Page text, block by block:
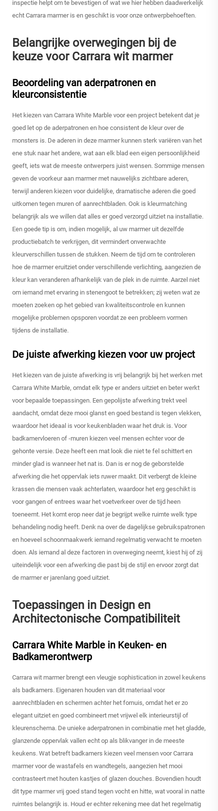
inspectie helpt om te bevestigen of wat we hier hebben daadwerkelijk
echt Carrara marmer is en geschikt is voor onze ontwerpbehoeften.
Belangrijke overwegingen bij de
keuze voor Carrara wit marmer
Beoordeling van aderpatronen en
kleurconsistentie
Het kiezen van Carrara White Marble voor een project betekent dat je
goed let op de aderpatronen en hoe consistent de kleur over de
monsters is. De aderen in deze marmer kunnen sterk variëren van het
ene stuk naar het andere, wat aan elk blad een eigen persoonlijkheid
geeft, iets wat de meeste ontwerpers juist wensen. Sommige mensen
geven de voorkeur aan marmer met nauwelijks zichtbare aderen,
terwijl anderen kiezen voor duidelijke, dramatische aderen die goed
uitkomen tegen muren of aanrechtbladen. Ook is kleurmatching
belangrijk als we willen dat alles er goed verzorgd uitziet na installatie.
Een goede tip is om, indien mogelijk, al uw marmer uit dezelfde
productiebatch te verkrijgen, dit vermindert onverwachte
kleurverschillen tussen de stukken. Neem de tijd om te controleren
hoe de marmer eruitziet onder verschillende verlichting, aangezien de
kleur kan veranderen afhankelijk van de plek in de ruimte. Aarzel niet
om iemand met ervaring in stenengoot te betrekken; zij weten wat ze
moeten zoeken op het gebied van kwaliteitscontrole en kunnen
mogelijke problemen opsporen voordat ze een probleem vormen
tijdens de installatie.
De juiste afwerking kiezen voor uw project
Het kiezen van de juiste afwerking is vrij belangrijk bij het werken met
Carrara White Marble, omdat elk type er anders uitziet en beter werkt
voor bepaalde toepassingen. Een gepolijste afwerking trekt veel
aandacht, omdat deze mooi glanst en goed bestand is tegen vlekken,
waardoor het ideaal is voor keukenbladen waar het druk is. Voor
badkamervloeren of -muren kiezen veel mensen echter voor de
gehonte versie. Deze heeft een mat look die niet te fel schittert en
minder glad is wanneer het nat is. Dan is er nog de geborstelde
afwerking die het oppervlak iets ruwer maakt. Dit verbergt de kleine
krassen die mensen vaak achterlaten, waardoor het erg geschikt is
voor gangen of entrees waar het voetverkeer over de tijd heen
toeneemt. Het komt erop neer dat je begrijpt welke ruimte welk type
behandeling nodig heeft. Denk na over de dagelijkse gebruikspatronen
en hoeveel schoonmaakwerk iemand regelmatig verwacht te moeten
doen. Als iemand al deze factoren in overweging neemt, kiest hij of zij
uiteindelijk voor een afwerking die past bij de stijl en ervoor zorgt dat
de marmer er jarenlang goed uitziet.
Toepassingen in Design en
Architectonische Compatibiliteit
Carrara White Marble in Keuken- en
Badkamerontwerp
Carrara wit marmer brengt een vleugje sophistication in zowel keukens
als badkamers. Eigenaren houden van dit materiaal voor
aanrechtbladen en schermen achter het fornuis, omdat het er zo
elegant uitziet en goed combineert met vrijwel elk interieurstijl of
kleurenschema. De unieke aderpatronen in combinatie met het gladde,
glanzende oppervlak vallen echt op als blikvanger in de meeste
keukens. Wat betreft badkamers kiezen veel mensen voor Carrara
marmer voor de wastafels en wandtegels, aangezien het mooi
contrasteert met houten kastjes of glazen douches. Bovendien houdt
dit type marmer vrij goed stand tegen vocht en hitte, wat vooral in natte
ruimtes belangrijk is. Houd er echter rekening mee dat het regelmatig